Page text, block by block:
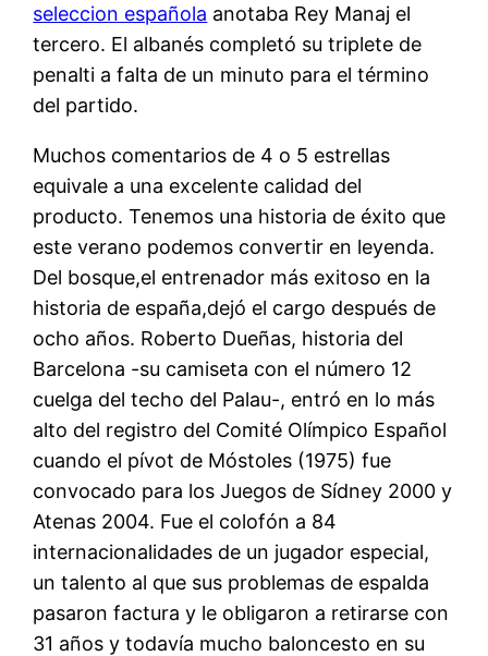
seleccion española anotaba Rey Manaj el
tercero. El albanés completó su triplete de
penalti a falta de un minuto para el término
del partido.
Muchos comentarios de 4 o 5 estrellas
equivale a una excelente calidad del
producto. Tenemos una historia de éxito que
este verano podemos convertir en leyenda.
Del bosque,el entrenador más exitoso en la
historia de españa,dejó el cargo después de
ocho años. Roberto Dueñas, historia del
Barcelona -su camiseta con el número 12
cuelga del techo del Palau-, entró en lo más
alto del registro del Comité Olímpico Español
cuando el pívot de Móstoles (1975) fue
convocado para los Juegos de Sídney 2000 y
Atenas 2004. Fue el colofón a 84
internacionalidades de un jugador especial,
un talento al que sus problemas de espalda
pasaron factura y le obligaron a retirarse con
31 años y todavía mucho baloncesto en su